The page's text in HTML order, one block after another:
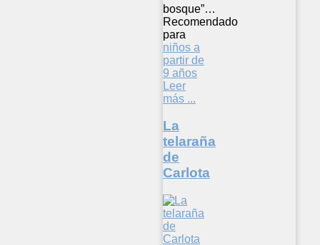
bosque”…
Recomendado
para
niños a
partir de
9 años
Leer
más ...
La
telaraña
de
Carlota